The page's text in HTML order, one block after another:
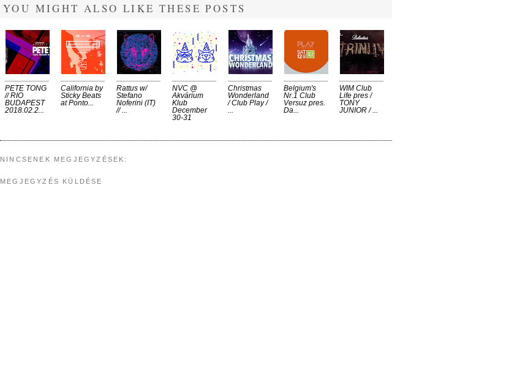
YOU MIGHT ALSO LIKE THESE POSTS
PETE TONG
// RIO
BUDAPEST
2018.02.2...
California by
Sticky Beats
at Ponto...
Rattus w/
Stefano
Noferini (IT)
// ...
NVC @
Akvárium
Klub
December
30-31
Christmas
Wonderland
/ Club Play /
Belgium's
Nr.1 Club
Versuz pres.
Da...
WIM Club
Life pres /
TONY
JUNIOR / ...
NINCSENEK MEGJEGYZÉSEK:
MEGJEGYZÉS KÜLDÉSE